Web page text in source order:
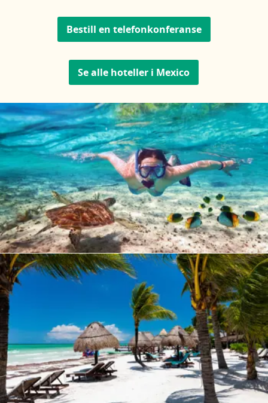
Bestill en telefonkonferanse
Se alle hoteller i Mexico